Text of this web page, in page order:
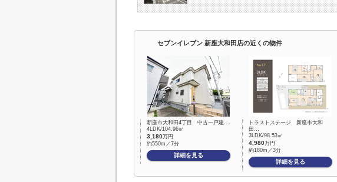
セブンイレブン 新座大和田店の近くの物件
新座市大和田4丁目 中古一戸建…
4LDK/104.96㎡
3,180万円
約550m／7分
詳細を見る
トラストステージ 新座市大和
田…
3LDK/98.53㎡
4,980万円
約180m／3分
詳細を見る